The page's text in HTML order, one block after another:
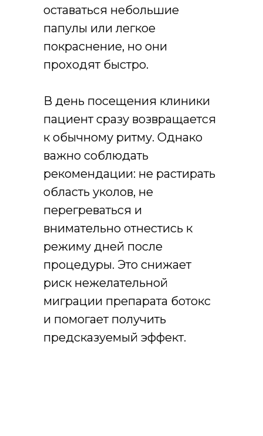
оставаться небольшие
папулы или легкое
покраснение, но они
проходят быстро.
В день посещения клиники
пациент сразу возвращается
к обычному ритму. Однако
важно соблюдать
рекомендации: не растирать
область уколов, не
перегреваться и
внимательно отнестись к
режиму дней после
процедуры. Это снижает
риск нежелательной
миграции препарата ботокс
и помогает получить
предсказуемый эффект.